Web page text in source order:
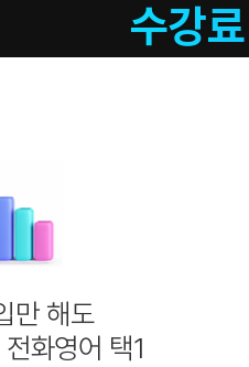
수강
만 해도
화영어 택1